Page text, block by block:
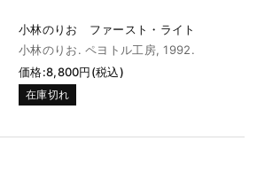
小林のりお ファースト・ライト
小林のりお. ペヨトル工房, 1992.
価格:8,800円(税込)
在庫切れ